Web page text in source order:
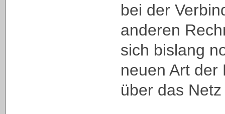
bei der
anderen
sich bislang
neuen Art der
über das